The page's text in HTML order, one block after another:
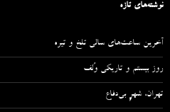
نوشته‌های تازه
آخرین ساعت‌های سالی تلخ و تیره
روز بیستم و تاریکی وُلف
تهران، شهرِ بی‌دفاع